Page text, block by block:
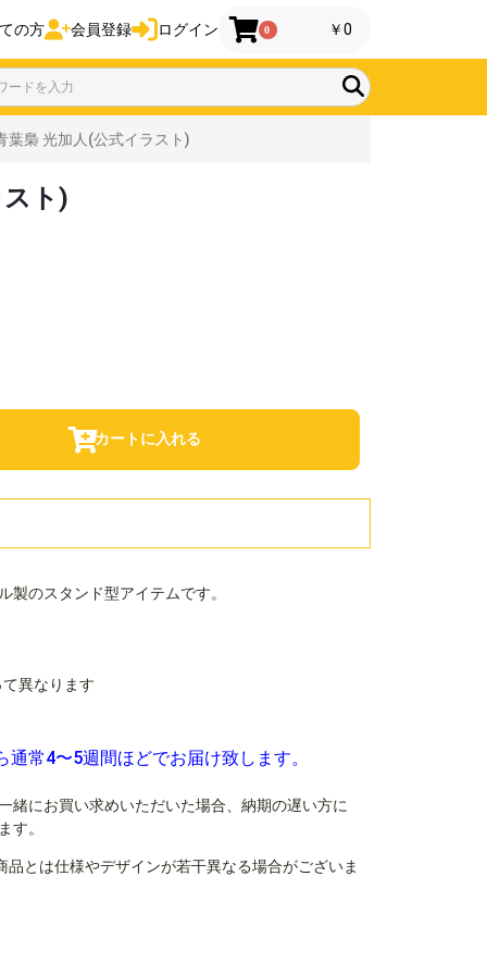
の方 会員登録 ログイン 0 ￥0
葉梟 光加人(公式イラスト)
ト)
カートに入れる
製のスタンド型アイテムです。
異なります
常4〜5週間ほどでお届け致します。
緒にお買い求めいただいた場合、納期の遅い方に
す。
とは仕様やデザインが若干異なる場合がございま